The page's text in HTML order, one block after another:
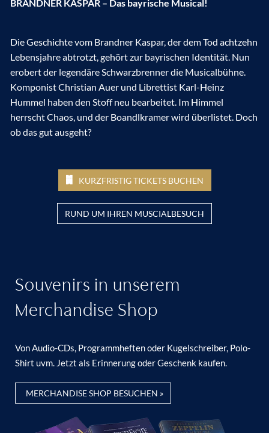
BRANDNER KASPAR – Das bayrische Musical!
Die Geschichte vom Brandner Kaspar, der dem Tod achtzehn
Lebensjahre abtrotzt, gehört zur bayrischen Identität. Nun
erobert der legendäre Schwarzbrenner die Musicalbühne.
Komponist Christian Auer und Librettist Karl-Heinz
Hummel haben den Stoff neu bearbeitet. Im Himmel
herrscht Chaos, und der Boandlkramer wird überlistet. Doch
ob das gut ausgeht?
KURZFRISTIG TICKETS BUCHEN
RUND UM IHREN MUSCIALBESUCH
Souvenirs in unserem
Merchandise Shop
Von Audio-CDs, Programmheften oder Kugelschreiber, Polo-
Shirt uvm. Jetzt als Erinnerung oder Geschenk kaufen.
MERCHANDISE SHOP BESUCHEN »